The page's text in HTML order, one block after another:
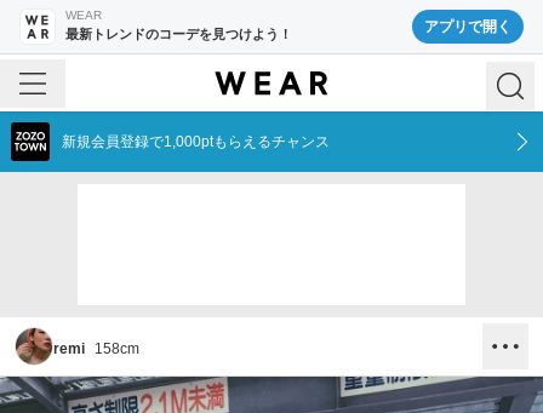
WEAR
最新トレンドのコーデを見つけよう！ アプリで開く
新規会員登録で1,000ptもらえるチャンス
remi 158cm